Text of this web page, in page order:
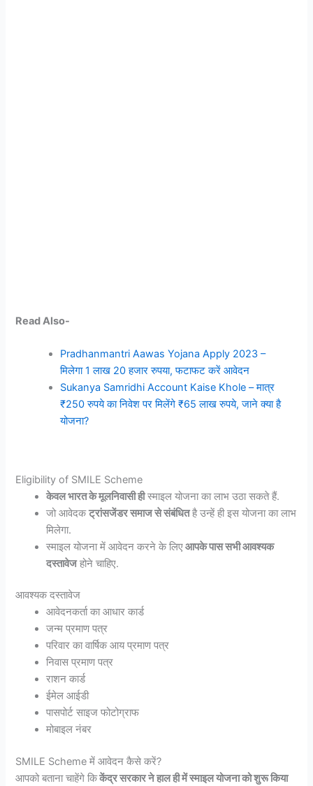
Read Also-
Pradhanmantri Aawas Yojana Apply 2023 –
मिलेगा 1 लाख 20 हजार रुपया, फटाफट करें आवेदन
Sukanya Samridhi Account Kaise Khole – मात्र
₹250 रुपये का निवेश पर मिलेंगे ₹65 लाख रुपये, जाने क्या है
योजना?
Eligibility of SMILE Scheme
केवल भारत के मूलनिवासी हीस्माइल योजना का लाभ उठा सकते हैं.
जो आवेदकट्रांसजेंडर समाज से संबंधितहै उन्हें ही इस योजना का लाभ
मिलेगा.
स्माइल योजना में आवेदन करने के लिएआपके पास सभी आवश्यक
दस्तावेजहोने चाहिए.
आवश्यक दस्तावेज
आवेदनकर्ता का आधार कार्ड
जन्म प्रमाण पत्र
परिवार का वार्षिक आय प्रमाण पत्र
निवास प्रमाण पत्र
राशन कार्ड
ईमेल आईडी
पासपोर्ट साइज फोटोग्राफ
मोबाइल नंबर
SMILE Scheme में आवेदन कैसे करें?
आपको बताना चाहेंगे किकेंद्र सरकार ने हाल ही में स्माइल योजना को शुरू किया